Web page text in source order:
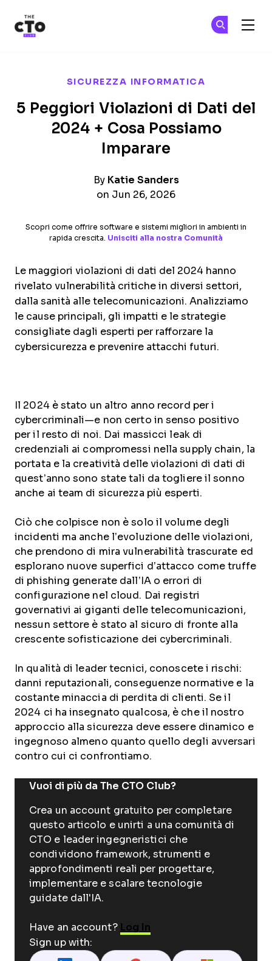
SICUREZZA INFORMATICA
5 Peggiori Violazioni di Dati del
2024 + Cosa Possiamo
Imparare
By Katie Sanders
on Jun 26, 2026
Scopri come offrire software e sistemi migliori in ambienti in
rapida crescita. Unisciti alla nostra Comunità
Le maggiori violazioni di dati del 2024 hanno
rivelato vulnerabilità critiche in diversi settori,
dalla sanità alle telecomunicazioni. Analizziamo
le cause principali, gli impatti e le strategie
consigliate dagli esperti per rafforzare la
cybersicurezza e prevenire attacchi futuri.
Il 2024 è stato un altro anno record per i
cybercriminali—e non certo in senso positivo
per il resto di noi. Dai massicci leak di
credenziali ai compromessi nella supply chain, la
portata e la creatività delle violazioni di dati di
quest’anno sono state tali da togliere il sonno
anche ai team di sicurezza più esperti.
Ciò che colpisce non è solo il volume degli
incidenti ma anche l’evoluzione delle violazioni,
che prendono di mira vulnerabilità trascurate ed
esplorano nuove superfici d’attacco come truffe
di phishing generate dall’IA o errori di
configurazione nel cloud. Dai registri
governativi ai giganti delle telecomunicazioni,
nessun settore è stato al sicuro di fronte alla
crescente sofisticazione dei cybercriminali.
In qualità di leader tecnici, conoscete i rischi:
danni reputazionali, conseguenze normative e la
costante minaccia di perdita di clienti. Se il
2024 ci ha insegnato qualcosa, è che il nostro
approccio alla sicurezza deve essere dinamico e
ingegnoso almeno quanto quello degli avversari
contro cui ci confrontiamo.
Vuoi di più da The CTO Club?
Crea un account gratuito per completare
questo articolo e unirti a una comunità di
CTO e leader ingegneristici che
condividono framework, strumenti e
approfondimenti reali per progettare,
implementare e scalare tecnologie
guidate dall'IA.
Have an account? Log In
Sign up with: